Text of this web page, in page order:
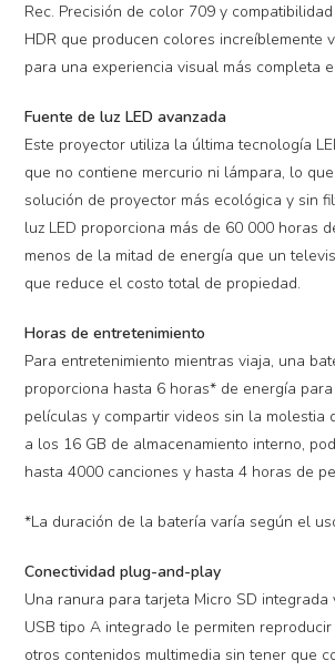
Rec. Precisión de color 709 y
HDR que producen colores increíblemente
para una experiencia visual más completa
Fuente de luz LED avanzada
Este proyector utiliza la última tecnología
que no contiene mercurio ni lámpara, lo
solución de proyector más ecológica y sin
luz LED proporciona más de 60 000 horas
menos de la mitad de energía que un
que reduce el costo total de propiedad.
Horas de entretenimiento
Para entretenimiento mientras viaja, una
proporciona hasta 6 horas* de energía
películas y compartir videos sin la molestia
a los 16 GB de almacenamiento interno,
hasta 4000 canciones y hasta 4 horas de
*La duración de la batería varía según el
Conectividad plug-and-play
Una ranura para tarjeta Micro SD
USB tipo A integrado le permiten
otros contenidos multimedia sin tener que